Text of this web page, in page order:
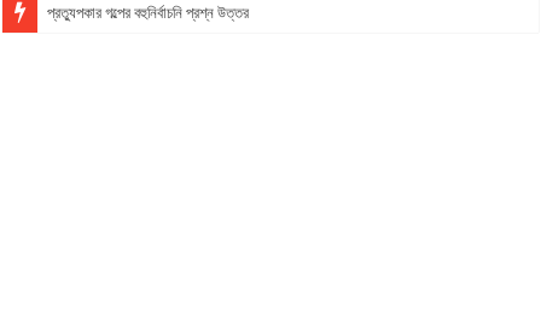
প্রত্যুপকার গল্পের বহুনির্বাচনি প্রশ্ন উত্তর